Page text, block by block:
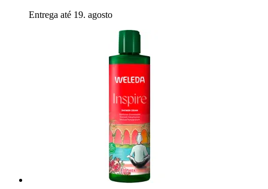
Entrega até 19. agosto